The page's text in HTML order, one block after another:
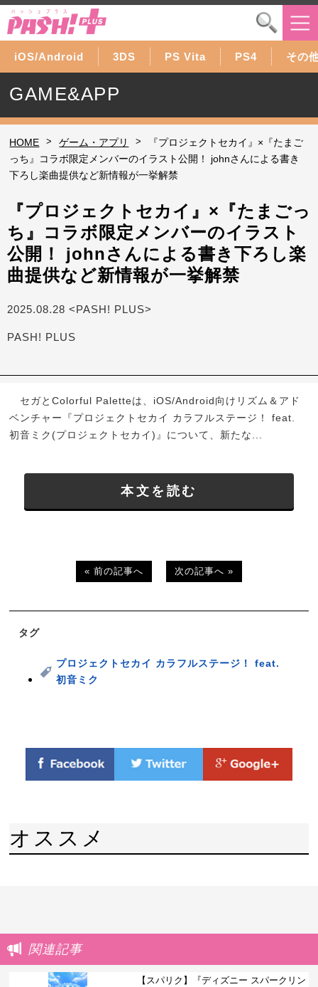
iOS/Android 3DS PS Vita PS4 その
GAME&APP
HOME > ゲーム・アプリ >
『プロジェクトセカイ』×『たまご
っち』コラボ限定メンバーのイラスト公開！ johnさんによる書き
下ろし楽曲提供など新情報が一挙解禁
『プロジェクトセカイ』×『たまごっ
ち』コラボ限定メンバーのイラスト
公開！ johnさんによる書き下ろし楽
曲提供など新情報が一挙解禁
2025.08.28 <PASH! PLUS>
PASH! PLUS
セガとColorful Paletteは、iOS/Android向けリズム＆アド
ベンチャー『プロジェクトセカイ カラフルステージ！ feat.
初音ミク(プロジェクトセカイ)』について、新たな...
本文を読む
« 前の記事へ 次の記事へ »
タグ
プロジェクトセカイ カラフルステージ！ feat.
初音ミク
オススメ
関連記事
【スパリク】『ディズニー スパークリン